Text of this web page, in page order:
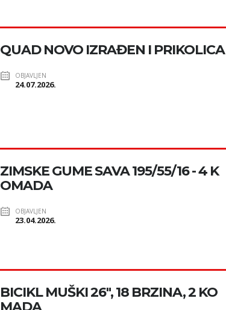
QUAD NOVO IZRAĐEN I PRIKOLICA
OBJAVLJEN
24.07.2026.
ZIMSKE GUME SAVA 195/55/16 - 4 K
OMADA
OBJAVLJEN
23.04.2026.
BICIKL MUŠKI 26", 18 BRZINA, 2 KO
MADA